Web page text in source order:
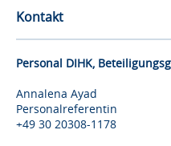
Kontakt
Personal DIHK,
Annalena Ayad
Personalreferentin
+49 30 20308-1178